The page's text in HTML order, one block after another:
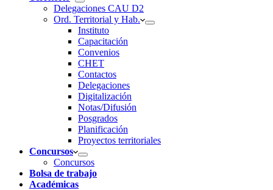
Delegaciones CAU D2
Ord. Territorial y Hab.
Instituto
Capacitación
Convenios
CHET
Contactos
Delegaciones
Digitalización
Notas/Difusión
Posgrados
Planificación
Proyectos territoriales
Concursos
Concursos
Bolsa de trabajo
Académicas